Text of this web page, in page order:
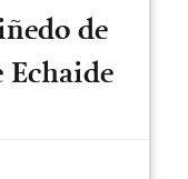
de
Echaide